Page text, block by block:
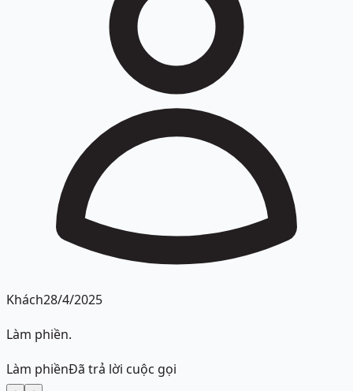
Khách28/4/2025
Làm phiền.
Làm phiềnĐã trả lời cuộc gọi